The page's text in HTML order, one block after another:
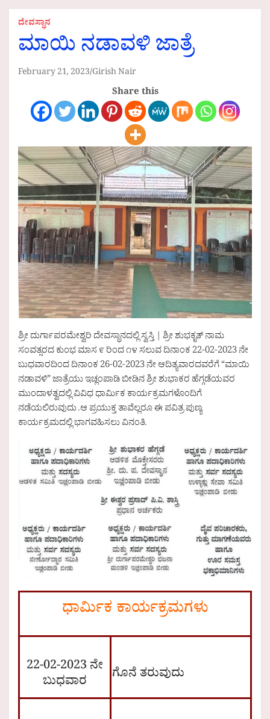
ದೇವಸ್ಥಾನ
ಮಾಯಿ ನಡಾವಳಿ ಜಾತ್ರೆ
February 21, 2023 Girish Nair
Share this
ಶ್ರೀ ದುರ್ಗಾಪರಮೇಶ್ವರಿ ದೇವಸ್ಥಾನದಲ್ಲಿ ಸ್ವಸ್ತಿ | ಶ್ರೀ ಶುಭಕೃತ್ ನಾಮ
ಸಂವತ್ಸರದ ಕುಂಭ ಮಾಸ ೯ ರಿಂದ ೧೪ ಸಲುವ ದಿನಾಂಕ 22-02-2023 ನೇ
ಬುಧವಾರದಿಂದ ದಿನಾಂಕ 26-02-2023 ನೇ ಆದಿತ್ಯವಾರದವರೆಗೆ “ಮಾಯಿ
ನಡಾವಳಿ” ಜಾತ್ರೆಯು ಇಚ್ಲಂಪಾಡಿ ಬೀಡಿನ ಶ್ರೀ ಶುಭಾಕರ ಹೆಗ್ಗಡೆಯವರ
ಮುಂದಾಳತ್ವದಲ್ಲಿ ವಿವಿಧ ಧಾರ್ಮಿಕ ಕಾರ್ಯಕ್ರಮಗಳೊಂದಿಗೆ
ನಡೆಯಲಿರುವುದು .ಆ ಪ್ರಯುಕ್ತ ತಾವೆಲ್ಲರೂ ಈ ಪವಿತ್ರ ಪುಣ್ಯ
ಕಾರ್ಯಕ್ರಮದಲ್ಲಿ ಭಾಗವಹಿಸಲು ವಿನಂತಿ.
ಧಾರ್ಮಿಕ ಕಾರ್ಯಕ್ರಮಗಳು
22-02-2023 ನೇ
ಬುಧವಾರ
ಗೊನೆ ತರುವುದು